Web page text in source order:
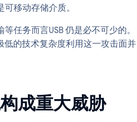
移动存储介质。
任务而言USB 仍是必不可少的。
低的技术复杂度利用这一攻击面并
成重大威胁